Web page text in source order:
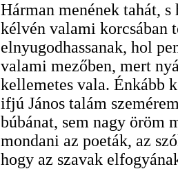
Hárman menének tahát,
kélvén valami korcsában
elnyugodhassanak, hol
valami mezőben, mert
kellemetes vala. Énkább
ifjú János talám
búbánat, sem nagy öröm
mondani az poeták, az
hogy az szavak